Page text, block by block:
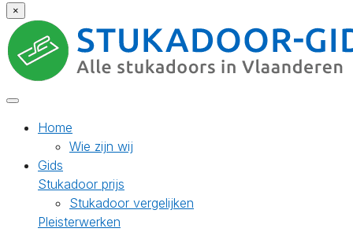
×
Home
Wie zijn wij
Gids
Stukadoor prijs
Stukadoor vergelijken
Pleisterwerken